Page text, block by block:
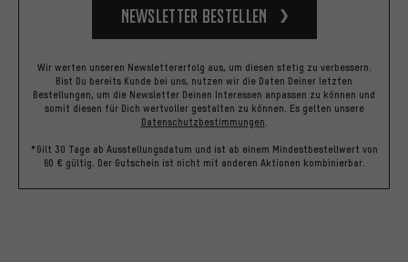
Newsletter bestellen
Wir werten unseren Newslettererfolg aus, um diesen stetig zu verbessern.
Bist Du bereits Kunde bei uns, nutzen wir die Daten Deiner letzten
Bestellungen, um die Newsletter Deinen Interessen anpassen zu können und
somit diesen für Dich wertvoller gestalten zu können. Es gelten unsere
Datenschutzbestimmungen.
*Gilt 30 Tage ab Ausstellungsdatum und ist ab einem Mindestbestellwert von
60 € gültig. Der Gutschein ist nicht mit anderen Aktionen kombinierbar.